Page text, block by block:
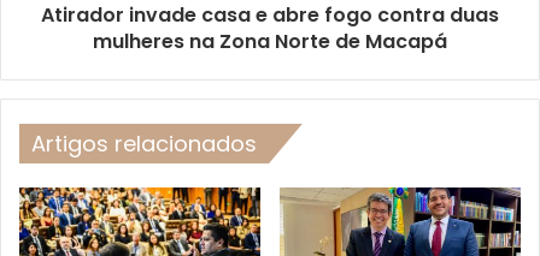
Atirador invade casa e abre fogo contra duas
mulheres na Zona Norte de Macapá
Artigos relacionados